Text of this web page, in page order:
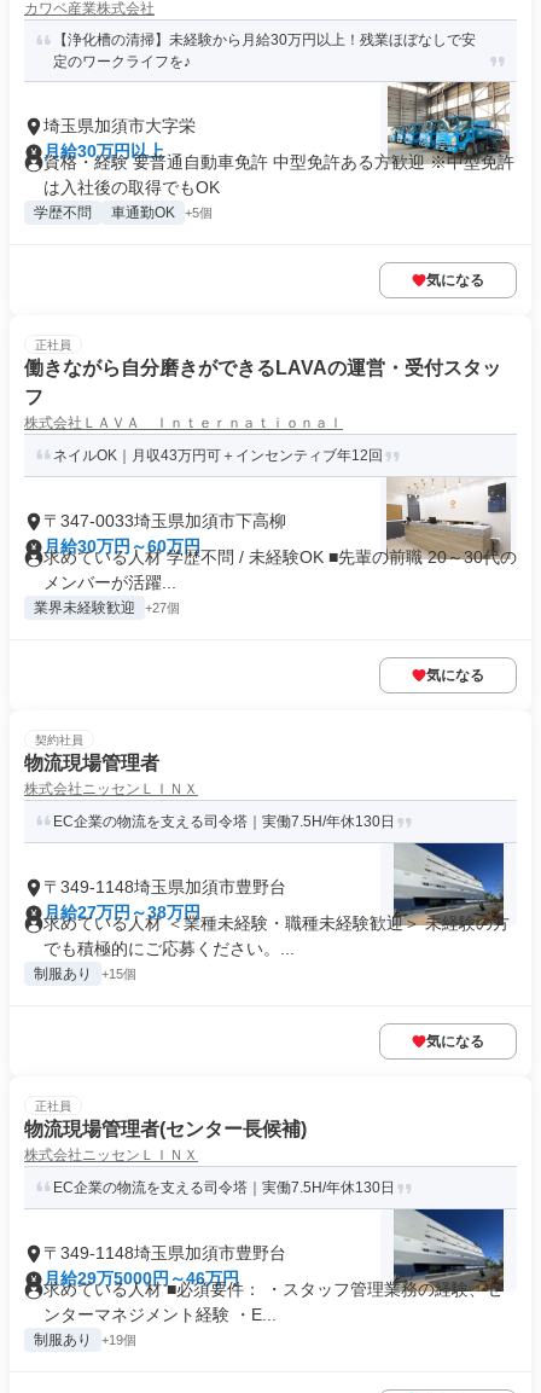
カワベ産業株式会社
【浄化槽の清掃】未経験から月給30万円以上！残業ほぼなしで安
定のワークライフを♪
埼玉県加須市大字栄
月給30万円以上
資格・経験 要普通自動車免許 中型免許ある方歓迎 ※中型免許
は入社後の取得でもOK
学歴不問 車通勤OK +5個
気になる
正社員
働きながら自分磨きができるLAVAの運営・受付スタッ
フ
株式会社ＬＡＶＡ Ｉｎｔｅｒｎａｔｉｏｎａｌ
ネイルOK｜月収43万円可＋インセンティブ年12回
〒347-0033埼玉県加須市下高柳
月給30万円～60万円
求めている人材 学歴不問 / 未経験OK ■先輩の前職 20～30代の
メンバーが活躍...
業界未経験歓迎 +27個
気になる
契約社員
物流現場管理者
株式会社ニッセンＬＩＮＸ
EC企業の物流を支える司令塔｜実働7.5H/年休130日
〒349-1148埼玉県加須市豊野台
月給27万円～38万円
求めている人材 ＜業種未経験・職種未経験歓迎＞ 未経験の方
でも積極的にご応募ください。...
制服あり +15個
気になる
正社員
物流現場管理者(センター長候補)
株式会社ニッセンＬＩＮＸ
EC企業の物流を支える司令塔｜実働7.5H/年休130日
〒349-1148埼玉県加須市豊野台
月給29万5000円～46万円
求めている人材 ■必須要件： ・スタッフ管理業務の経験、セ
ンターマネジメント経験 ・E...
制服あり +19個